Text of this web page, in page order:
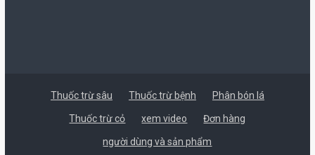
Thuốc trừ sâu Thuốc trừ bệnh Phân bón lá
Thuốc trừ cỏ xem video Đơn hàng
người dùng và sản phẩm